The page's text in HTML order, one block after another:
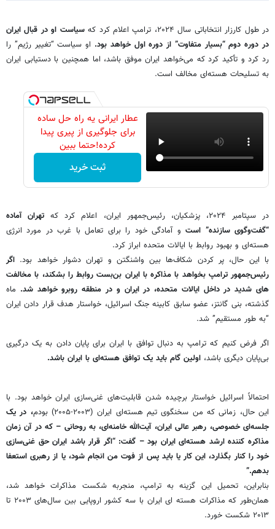
در طول کارزار انتخاباتی سال ۲۰۲۴، ترامپ اعلام کرد که
سیاست او در قبال ایران
در دوره دوم “بسیار متفاوت” از دوره اول خواهد بود. او سیاست “تغییر رژیم” را
رد کرد و تأکید کرد که می‌خواهد ایران موفق باشد، اما همچنین با دستیابی ایران
به تسلیحات هسته‌ای مخالف است.
عطار ایرانی یه راه حل ساده
برای جلوگیری از پیری پیدا
کرده!حتما ببین
ثبت خرید
در سپتامبر ۲۰۲۴، پزشکیان، رئیس‌جمهور ایران، اعلام کرد که
تهران آماده
“گفت‌وگوی سازنده” استو آمادگی خود را برای تعامل با غرب در مورد انرژی
هسته‌ای و بهبود روابط با ایالات متحده ابراز کرد.
با این حال، پر کردن شکاف‌ها بین واشنگتن و تهران دشوار خواهد بود. اگر
رئیس‌جمهور ترامپ بخواهد با مذاکره با ایران بن‌بست روابط را بشکند، با مخالفت
های شدید در داخل ایالات متحده، در ایران و در منطقه روبرو خواهد شد. ماه
گذشته، بنی گانتز، عضو سابق کابینه جنگ اسرائیل، خواستار هدف قرار دادن ایران
“به طور مستقیم” شد.
اگر فرض کنیم که ترامپ به دنبال توافق با ایران برای پایان دادن به یک درگیری
بی‌پایان دیگری باشد، اولین گام باید یک توافق هسته‌ای با ایران باشد.
احتمالاً اسرائیل خواستار برچیده شدن قابلیت‌های غنی‌سازی ایران خواهد بود. با
این حال، زمانی که من سخنگوی تیم هسته‌ای ایران (۲۰۰۳-۲۰۰۵) بودم
، در یک
جلسه‌ای خصوصی، رهبر عالی ایران، آیت‌الله خامنه‌ای، به روحانی – که در آن زمان
مذاکره ‌کننده ارشد هسته‌ای ایران بود – گفت: “اگر قرار باشد ایران حق غنی‌سازی
خود را کنار بگذارد، این کار یا باید پس از فوت من انجام شود، یا از رهبری استعفا
بدهم.”
بنابراین، تحمیل این گزینه به ترامپ، منجربه شکست مذاکرات خواهد شد،
همان‌طور که مذاکرات هسته ای ایران با سه کشور اروپایی بین سال‌های ۲۰۰۳ تا
۲۰۱۳ شکست خورد.